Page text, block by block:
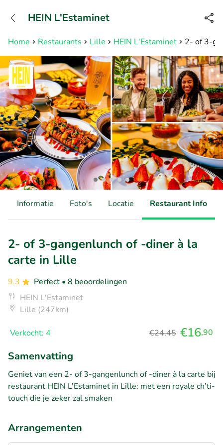
Bereikbaar tot 23:00 uur
Home Restaurants Lille HEIN L'Estaminet 2- of 3-
HEIN L'Estaminet
Informatie Foto's Locatie Restaurant Info
2- of 3-gangenlunch of -diner à la
carte in Lille
9.3 Perfect • 8 beoordelingen
HEIN L'Estaminet
Lille (247km)
Verkocht: 4 €24,45 €16,90
Samenvatting
Geniet van een 2- of 3-gangenlunch of -diner à la carte bij
restaurant HEIN L’Estaminet in Lille: met een royale ch’ti-
touch die je zeker zal smaken
Arrangementen